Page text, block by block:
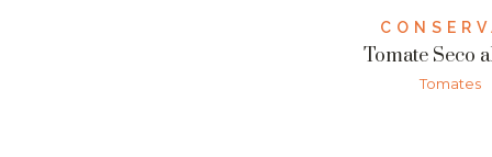
Tomate Seco
Tomates